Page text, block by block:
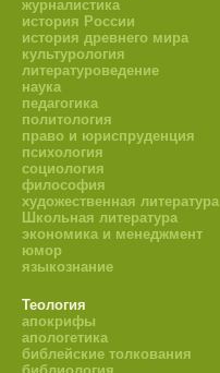
журналистика
история России
история древнего мира
культурология
литературоведение
наука
педагогика
политология
право и юриспруденция
психология
социология
философия
художественная литература
Школьная литература
экономика и менеджмент
юмор
языкознание
Теология
апокрифы
апологетика
библейские толкования